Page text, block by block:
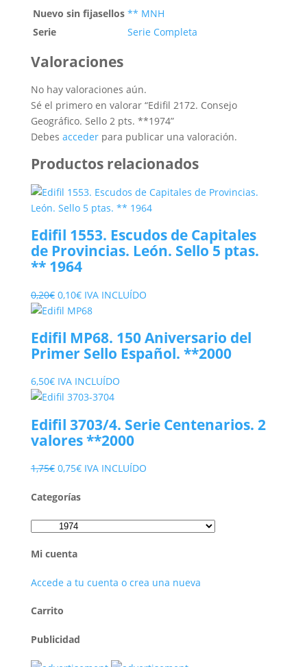
Nuevo sin fijasellos ** MNH
Serie
Serie Completa
Valoraciones
No hay valoraciones aún.
Sé el primero en valorar “Edifil 2172. Consejo
Geográfico. Sello 2 pts. **1974”
Debes accederpara publicar una valoración.
Productos relacionados
Edifil 1553. Escudos de Capitales
de Provincias. León. Sello 5 ptas.
** 1964
0,20€ El
precio
era:
0,20€.
0,10€El
precio
es:
0,10€.
IVA INCLUÍDO
Edifil MP68. 150 Aniversario del
Primer Sello Español. **2000
6,50€ IVA INCLUÍDO
Edifil 3703/4. Serie Centenarios. 2
valores **2000
1,75€ El
original
1,75€.
0,75€El
actual
0,75€.
IVA INCLUÍDO
Categorías
Mi cuenta
Accede a tu cuenta o crea una nueva
Carrito
Publicidad